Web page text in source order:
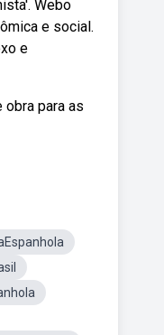
Webo
e social.
e
para as